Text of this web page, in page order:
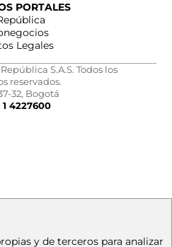
PORTALES
Legales
S.A.S. Todos los
reservados.
32, Bogotá
1 4227600
y de terceros para analizar